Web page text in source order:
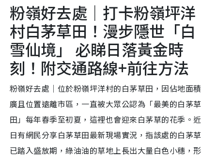
粉嶺好去處｜打卡粉嶺坪洋
村白茅草田！漫步隱世「白
雪仙境」 必睇日落黃金時
刻！附交通路線+前往方法
粉嶺好去處｜位於粉嶺坪洋村的白茅草田，因佔地面積
廣且位置遠離市區，一直被大眾公認為「最美的白茅草
田」每年春季至初夏，這裡也會迎來白茅草的花季。近
日有網民分享白茅草田最新現場實況，指該處的白茅草
已踏入盛放期，綠油油的草地上長出大量白色小穗，形